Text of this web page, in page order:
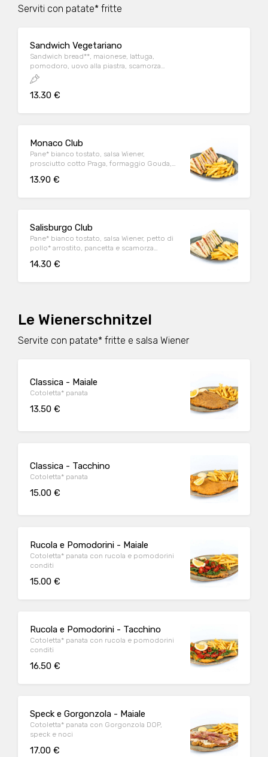
Serviti con patate* fritte
Sandwich Vegetariano
Sandwich bread**, maionese, lattuga,
pomodoro, uovo alla piastra, scamorza
affumicata, zucchine al forno
13.30 €
Monaco Club
Pane* bianco tostato, salsa Wiener,
prosciutto cotto Praga, formaggio Gouda,
pomodoro, lattuga, servito con salsa Wiener
13.90 €
Salisburgo Club
Pane* bianco tostato, salsa Wiener, petto di
pollo* arrostito, pancetta e scamorza
salsa Wiener
14.30 €
Le Wienerschnitzel
Servite con patate* fritte e salsa Wiener
Classica - Maiale
Cotoletta* panata
13.50 €
Classica - Tacchino
Cotoletta* panata
15.00 €
Rucola e Pomodorini - Maiale
Cotoletta* panata con rucola e pomodorini
conditi
15.00 €
Rucola e Pomodorini - Tacchino
Cotoletta* panata con rucola e pomodorini
conditi
16.50 €
Speck e Gorgonzola - Maiale
Cotoletta* panata con Gorgonzola DOP,
speck e noci
17.00 €